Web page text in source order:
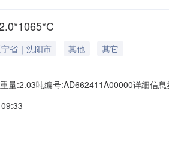
省｜沈阳市 其他
其它
量:2.03吨编号:AD662411A00000详细信
1#线锌层重量代码描述:上表面锌层重量